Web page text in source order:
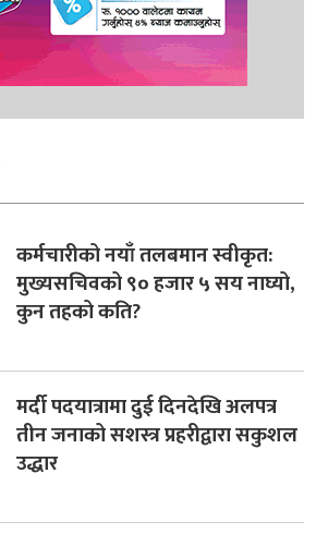
कर्मचारीको नयाँ तलबमान स्वीकृत:
मुख्यसचिवको ९० हजार ५ सय नाघ्यो,
कुन तहको कति?
मर्दी पदयात्रामा दुई दिनदेखि अलपत्र
तीन जनाको सशस्त्र प्रहरीद्वारा सकुशल
उद्धार